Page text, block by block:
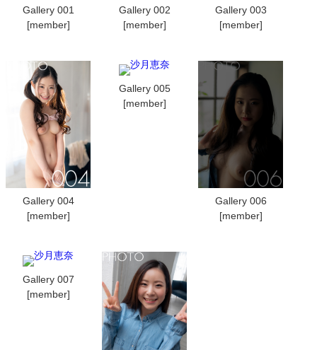
Gallery 001
[member]
Gallery 002
[member]
Gallery 003
[member]
Gallery 004
[member]
Gallery 005
[member]
Gallery 006
[member]
Gallery 007
[member]